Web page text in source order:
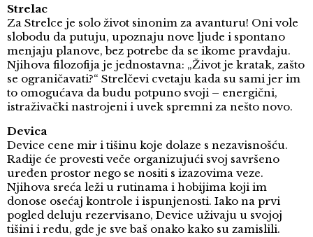
Strelac
Za Strelce je solo život sinonim za avanturu! Oni vole
slobodu da putuju, upoznaju nove ljude i spontano
menjaju planove, bez potrebe da se ikome pravdaju.
Njihova filozofija je jednostavna: „Život je kratak, zašto
se ograničavati?“ Strelčevi cvetaju kada su sami jer im
to omogućava da budu potpuno svoji – energični,
istraživački nastrojeni i uvek spremni za nešto novo.
Devica
Device cene mir i tišinu koje dolaze s nezavisnošću.
Radije će provesti veče organizujući svoj savršeno
uređen prostor nego se nositi s izazovima veze.
Njihova sreća leži u rutinama i hobijima koji im
donose osećaj kontrole i ispunjenosti. Iako na prvi
pogled deluju rezervisano, Device uživaju u svojoj
tišini i redu, gde je sve baš onako kako su zamislili.